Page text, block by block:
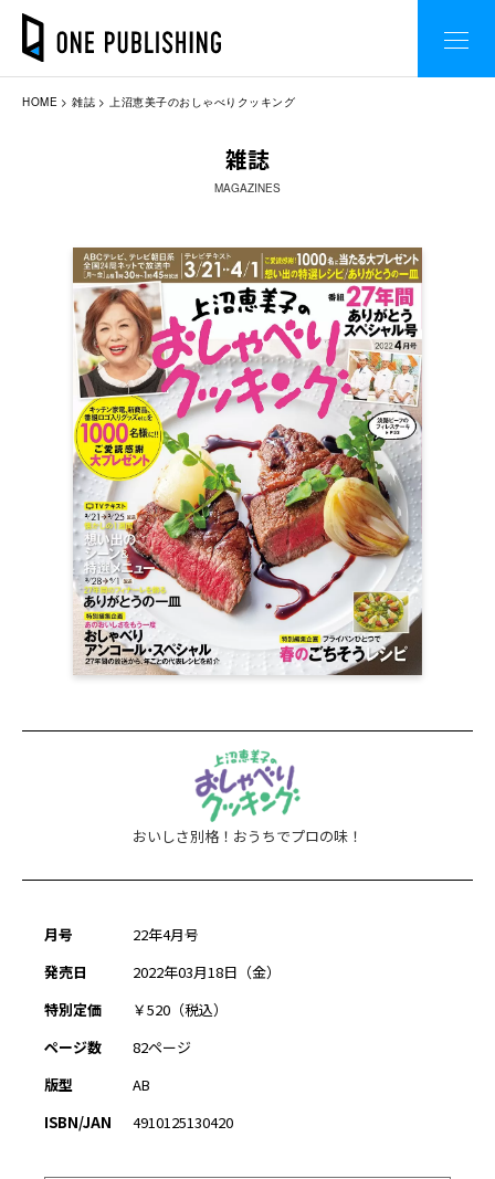
HOME 雑誌 上沼恵美子のおしゃべりクッキング
雑誌
MAGAZINES
おいしさ別格！おうちでプロの味！
月号
22年4月号
発売日
2022年03月18日（金）
特別定価
￥520（税込）
ページ数
82ページ
版型
AB
ISBN/JAN
4910125130420